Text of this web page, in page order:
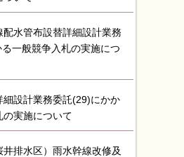
配水管布設替詳細設計業務
一般競争入札の実施につ
細設計業務委託(29)にかか
の実施について
排水区）雨水幹線改修及